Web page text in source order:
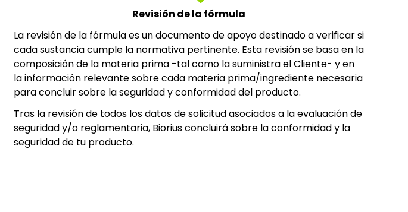
Revisión de la fórmula
La revisión de la fórmula es un documento de apoyo destinado a verificar si
cada sustancia cumple la normativa pertinente. Esta revisión se basa en la
composición de la materia prima -tal como la suministra el Cliente- y en
la información relevante sobre cada materia prima/ingrediente necesaria
para concluir sobre la seguridad y conformidad del producto.
Tras la revisión de todos los datos de solicitud asociados a la evaluación de
seguridad y/o reglamentaria, Biorius concluirá sobre la conformidad y la
seguridad de tu producto.